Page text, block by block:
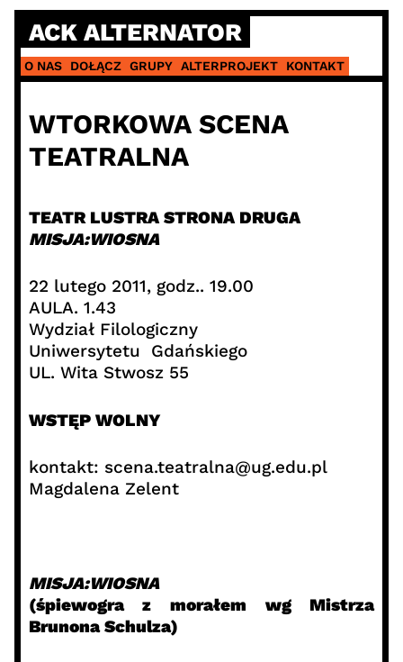
Skip
content
ACK ALTERNATOR
O NAS DOŁĄCZ GRUPY ALTERPROJEKT KONTAKT
WTORKOWA SCENA
TEATRALNA
TEATR LUSTRA STRONA DRUGA
MISJA:WIOSNA
22 lutego 2011, godz.. 19.00
AULA. 1.43
Wydział Filologiczny
Uniwersytetu Gdańskiego
UL. Wita Stwosz 55
WSTĘP WOLNY
kontakt: scena.teatralna@ug.edu.pl
Magdalena Zelent
MISJA:WIOSNA
(śpiewogra z morałem wg Mistrza
Brunona Schulza)